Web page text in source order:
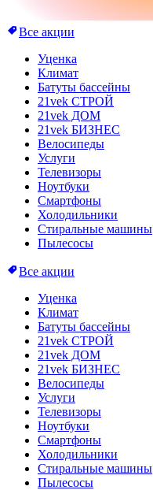
Все акции
Уценка
Климат
Батуты бассейны
21vek СТРОЙ
21vek ДОМ
21vek БИЗНЕС
Велосипеды
Услуги
Телевизоры
Ноутбуки
Смартфоны
Холодильники
Стиральные машины
Пылесосы
Все акции
Уценка
Климат
Батуты бассейны
21vek СТРОЙ
21vek ДОМ
21vek БИЗНЕС
Велосипеды
Услуги
Телевизоры
Ноутбуки
Смартфоны
Холодильники
Стиральные машины
Пылесосы